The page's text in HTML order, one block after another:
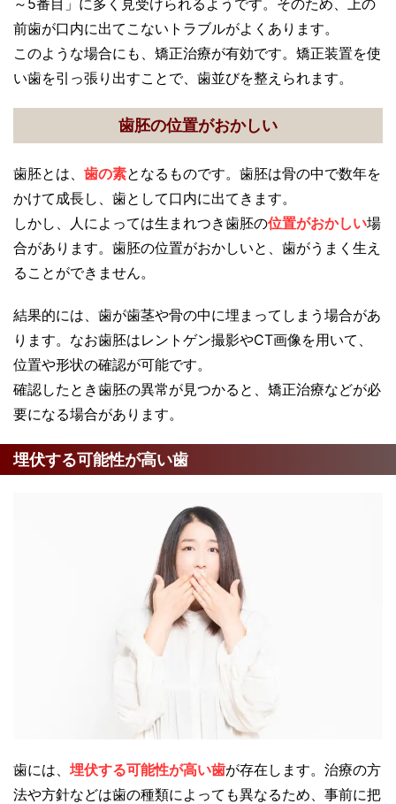
～5番目」に多く見受けられるようです。そのため、上の
前歯が口内に出てこないトラブルがよくあります。
このような場合にも、矯正治療が有効です。矯正装置を使
い歯を引っ張り出すことで、歯並びを整えられます。
歯胚の位置がおかしい
歯胚とは、 歯の素となるものです。歯胚は骨の中で数年を
かけて成長し、歯として口内に出てきます。
しかし、人によっては生まれつき歯胚の位置がおかしい場
合があります。歯胚の位置がおかしいと、歯がうまく生え
ることができません。
結果的には、歯が歯茎や骨の中に埋まってしまう場合があ
ります。なお歯胚はレントゲン撮影やCT画像を用いて、
位置や形状の確認が可能です。
確認したとき歯胚の異常が見つかると、矯正治療などが必
要になる場合があります。
埋伏する可能性が高い歯
歯には、 埋伏する可能性が高い歯が存在します。治療の方
法や方針などは歯の種類によっても異なるため、事前に把